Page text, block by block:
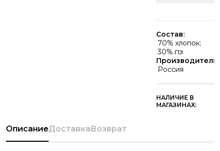
Состав:
70% хлопок;
30% пэ
Производитель:
Россия
НАЛИЧИЕ В
МАГАЗИНАХ:
ОписаниеДоставкаВозврат